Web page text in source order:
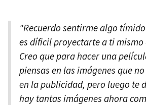
"Recuerdo sentirme algo
es díficil proyectarte a ti mismo
Creo que para hacer una
piensas en las imágenes que
en la publicidad, pero luego te
hay tantas imágenes ahora